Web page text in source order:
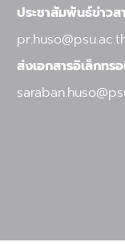
ประชาสัมพันธ์ข่าวส
ส่งเอกสารอิเล็กทร